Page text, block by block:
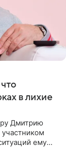
в лихие
Дмитрию
ему